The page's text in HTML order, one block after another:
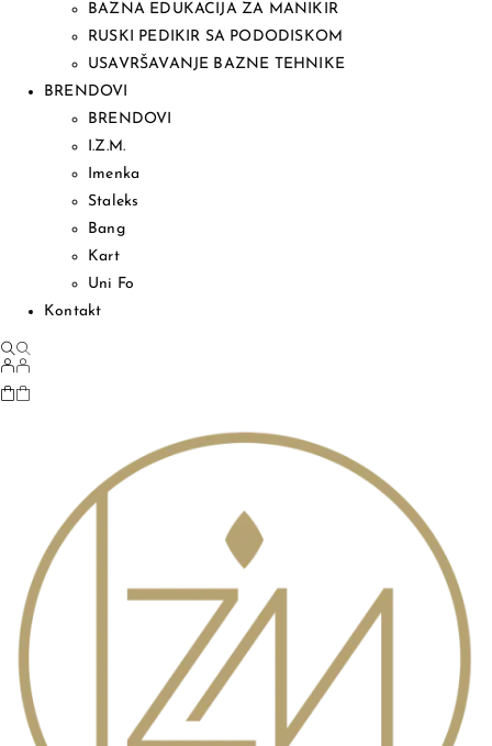
BAZNA EDUKACIJA ZA MANIKIR
RUSKI PEDIKIR SA PODODISKOM
USAVRŠAVANJE BAZNE TEHNIKE
BRENDOVI
BRENDOVI
I.Z.M.
Imenka
Staleks
Bang
Kart
Uni Fo
Kontakt